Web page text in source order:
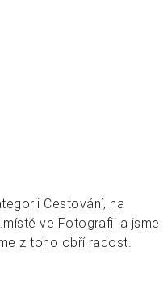
Cestování, na
ve Fotografii a jsme
z toho obří radost.